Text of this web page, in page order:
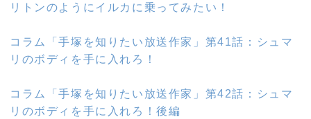
リトンのようにイルカに乗ってみたい！
コラム「手塚を知りたい放送作家」第41話：シュマ
リのボディを手に入れろ！
コラム「手塚を知りたい放送作家」第42話：シュマ
リのボディを手に入れろ！後編